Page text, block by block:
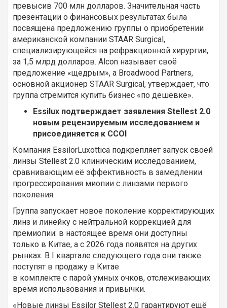
превысив 700 млн долларов. Значительная часть
презентации о финансовых результатах была
посвящена предложению группы о приобретении
американской компании STAAR Surgical,
специализирующейся на рефракционной хирургии,
за 1,5 млрд долларов. Alcon называет своё
предложение «щедрым», а Broadwood Partners,
основной акционер STAAR Surgical, утверждает, что
группа стремится купить бизнес «по дешёвке».
Essilux подтверждает заявления Stellest 2.0
новым рецензируемым исследованием и
присоединяется к CCOI
Компания EssilorLuxottica подкрепляет запуск своей
линзы Stellest 2.0 клиническим исследованием,
сравнивающим её эффективность в замедлении
прогрессирования миопии с линзами первого
поколения.
Группа запускает новое поколение корректирующих
линз и линейку с нейтральной коррекцией для
премиопии: в настоящее время они доступны
только в Китае, а с 2026 года появятся на других
рынках. В I квартале следующего года они также
поступят в продажу в Китае
в комплекте с парой умных очков, отслеживающих
время использования и привычки.
«Новые линзы Essilor Stellest 2.0 гарантируют ещё